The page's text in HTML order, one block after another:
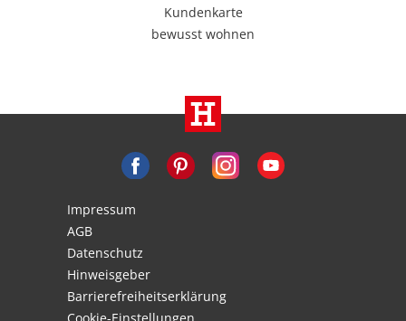
Kundenkarte
bewusst wohnen
Impressum
AGB
Datenschutz
Hinweisgeber
Barrierefreiheitserklärung